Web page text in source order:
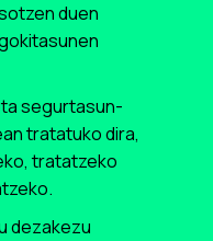
duen
segurtasun-
tratatuko dira,
tratatzeko
dezakezu